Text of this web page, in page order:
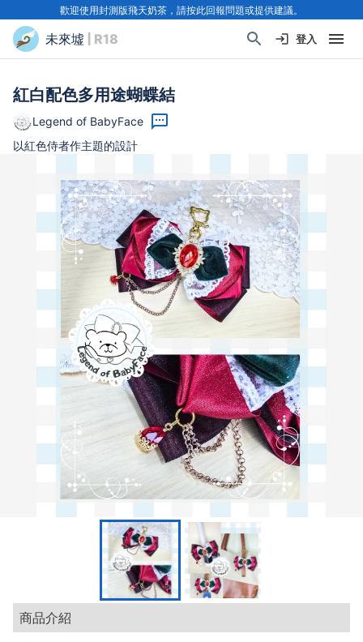
歡迎使用封測版飛天奶茶，請按此回報問題或提供建議。
未來墟 | R18 登入
紅白配色多用途蝴蝶結
Legend of BabyFace
以紅色侍者作主題的設計
商品介紹